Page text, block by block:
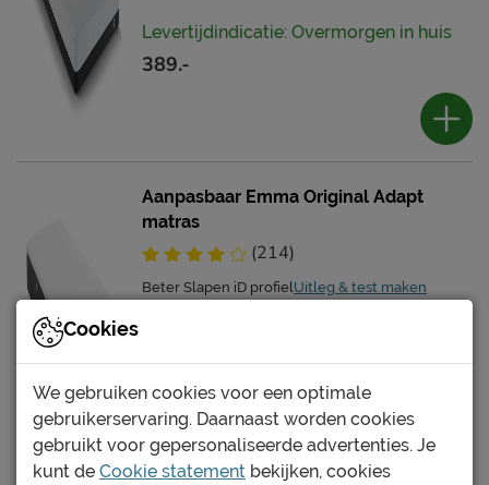
Levertijdindicatie: Overmorgen in huis
389.-
Aanpasbaar Emma Original Adapt
matras
(214)
Beter Slapen iD profielUitleg & test maken
Levertijdindicatie: Overmorgen in huis
619.-
Cookies
We gebruiken cookies voor een optimale
gebruikerservaring. Daarnaast worden cookies
gebruikt voor gepersonaliseerde advertenties. Je
kunt de Cookie statement bekijken, cookies